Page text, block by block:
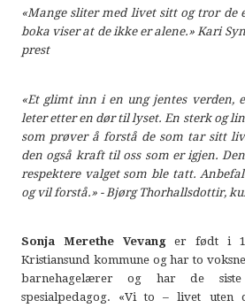
«Mange sliter med livet sitt og tror de
boka viser at de ikke er alene.» Kari
prest
«Et glimt inn i en ung jentes verden,
leter etter en dør til lyset. En sterk og
som prøver å forstå de som tar sitt
den også kraft til oss som er igjen.
respektere valget som ble tatt.
og vil forstå.» - Bjørg Thorhallsdottir,
Sonja Merethe Vevanger født i
Kristiansund kommune og har to
barnehagelærer og har de
spesialpedagog. «Vi to – livet uten